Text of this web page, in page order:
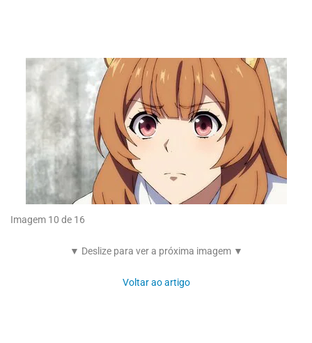
Imagem 10 de 16
▼ Deslize para ver a próxima imagem ▼
Voltar ao artigo